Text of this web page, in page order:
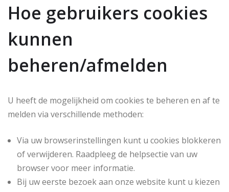
Hoe gebruikers cookies
kunnen
beheren/afmelden
U heeft de mogelijkheid om cookies te beheren en af te
melden via verschillende methoden:
Via uw browserinstellingen kunt u cookies blokkeren
of verwijderen. Raadpleeg de helpsectie van uw
browser voor meer informatie.
Bij uw eerste bezoek aan onze website kunt u kiezen